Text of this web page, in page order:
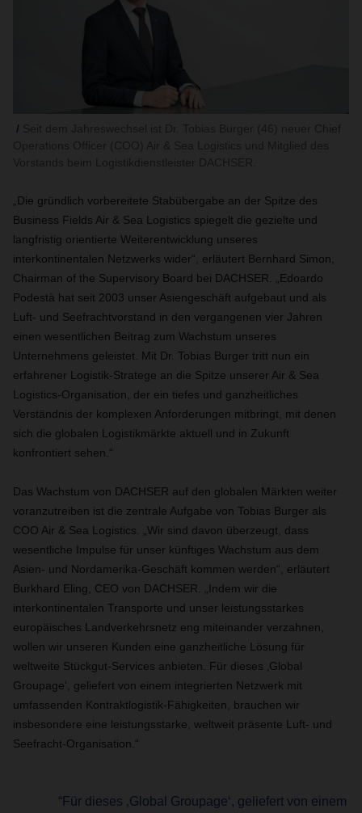
„Die gründlich vorbereitete Stabübergabe an der Spitze des
Business Fields Air & Sea Logistics spiegelt die gezielte und
langfristig orientierte Weiterentwicklung unseres
interkontinentalen Netzwerks wider“, erläutert Bernhard Simon,
Chairman of the Supervisory Board bei DACHSER. „Edoardo
Podestà hat seit 2003 unser Asiengeschäft aufgebaut und als
Luft- und Seefrachtvorstand in den vergangenen vier Jahren
einen wesentlichen Beitrag zum Wachstum unseres
Unternehmens geleistet. Mit Dr. Tobias Burger tritt nun ein
erfahrener Logistik-Stratege an die Spitze unserer Air & Sea
Logistics-Organisation, der ein tiefes und ganzheitliches
Verständnis der komplexen Anforderungen mitbringt, mit denen
sich die globalen Logistikmärkte aktuell und in Zukunft
konfrontiert sehen.“
Das Wachstum von DACHSER auf den globalen Märkten weiter
voranzutreiben ist die zentrale Aufgabe von Tobias Burger als
COO Air & Sea Logistics. „Wir sind davon überzeugt, dass
wesentliche Impulse für unser künftiges Wachstum aus dem
Asien- und Nordamerika-Geschäft kommen werden“, erläutert
Burkhard Eling, CEO von DACHSER. „Indem wir die
interkontinentalen Transporte und unser leistungsstarkes
europäisches Landverkehrsnetz eng miteinander verzahnen,
wollen wir unseren Kunden eine ganzheitliche Lösung für
weltweite Stückgut-Services anbieten. Für dieses ‚Global
Groupage‘, geliefert von einem integrierten Netzwerk mit
umfassenden Kontraktlogistik-Fähigkeiten, brauchen wir
insbesondere eine leistungsstarke, weltweit präsente Luft- und
Seefracht-Organisation.“
“Für dieses ‚Global Groupage‘, geliefert von einem